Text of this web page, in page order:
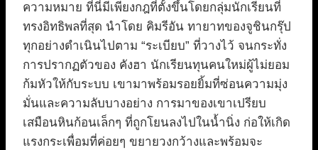
ความหมาย ที่นี่มีเพียงกฎที่ตั้งขึ้นโดยกลุ่มนักเรียนที่
ทรงอิทธิพลที่สุด นำโดย คิมรีอัน ทายาทของจูชินกรุ๊ป
ทุกอย่างดำเนินไปตาม “ระเบียบ” ที่วางไว้ จนกระทั่ง
การปรากฏตัวของ คังฮา นักเรียนทุนคนใหม่ผู้ไม่ยอม
ก้มหัวให้กับระบบ เขามาพร้อมรอยยิ้มที่ซ่อนความมุ่ง
มั่นและความลับบางอย่าง การมาของเขาเปรียบ
เสมือนหินก้อนเล็กๆ ที่ถูกโยนลงไปในน้ำนิ่ง ก่อให้เกิด
แรงกระเพื่อมที่ค่อยๆ ขยายวงกว้างและพร้อมจะ